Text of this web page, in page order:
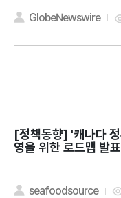
GlobeNewswire
[정책동향]
영을 위한 로드맵 발표
seafoodsource